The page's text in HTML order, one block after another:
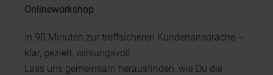
Onlineworkshop
In 90 Minuten zur treffsicheren Kundenansprache –
klar, gezielt, wirkungsvoll
Lass uns gemeinsam herausfinden, wie Du die